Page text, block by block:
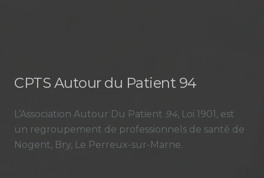
CPTS Autour du Patient 94
L’Association Autour Du Patient 94, Loi 1901, est
un regroupement de professionnels de santé de
Nogent, Bry, Le Perreux-sur-Marne.